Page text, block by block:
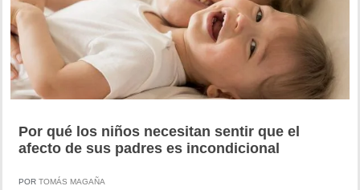
Por qué los niños necesitan sentir que el
afecto de sus padres es incondicional
POR TOMÁS MAGAÑA